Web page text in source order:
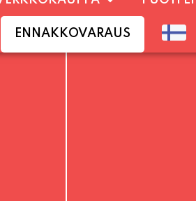
ASTI
LÄMPIMÄSTI
PUOTI
ENNAKKOVARAUS